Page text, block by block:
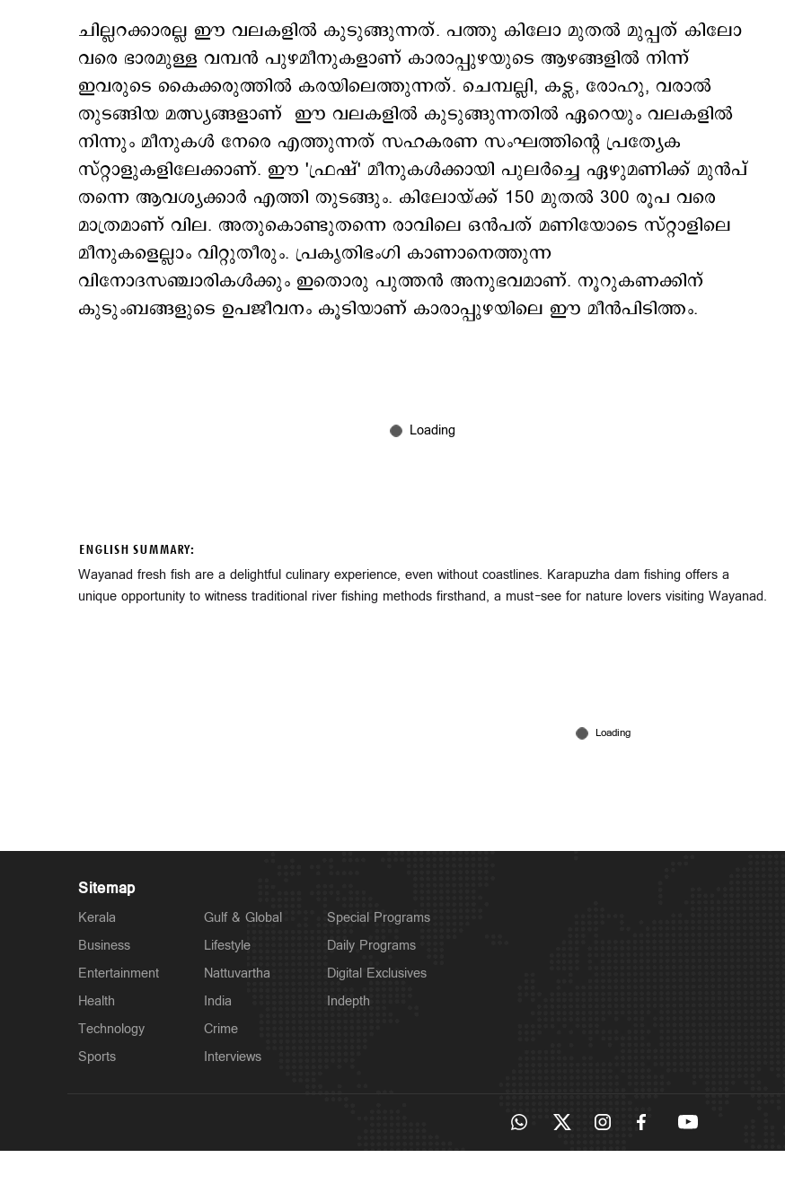
ചില്ലറക്കാരല്ല ഈ വലകളിൽ കുടുങ്ങുന്നത്. പത്തു കിലോ മുതൽ മുപ്പത് കിലോ
വരെ ഭാരമുള്ള വമ്പൻ പുഴമീനുകളാണ് കാരാപ്പുഴയുടെ ആഴങ്ങളിൽ നിന്ന്
ഇവരുടെ കൈക്കരുത്തിൽ കരയിലെത്തുന്നത്. ചെമ്പല്ലി, കട്ല, രോഹു, വരാൽ
തുടങ്ങിയ മത്സ്യങ്ങളാണ് ഈ വലകളിൽ കുടുങ്ങുന്നതിൽ ഏറെയും വലകളിൽ
നിന്നും മീനുകൾ നേരെ എത്തുന്നത് സഹകരണ സംഘത്തിന്റെ പ്രത്യേക
സ്റ്റാളുകളിലേക്കാണ്. ഈ 'ഫ്രഷ്' മീനുകൾക്കായി പുലർച്ചെ ഏഴുമണിക്ക് മുൻപ്
തന്നെ ആവശ്യക്കാർ എത്തി തുടങ്ങും. കിലോയ്ക്ക് 150 മുതൽ 300 രൂപ വരെ
മാത്രമാണ് വില. അതുകൊണ്ടുതന്നെ രാവിലെ ഒൻപത് മണിയോടെ സ്റ്റാളിലെ
മീനുകളെല്ലാം വിറ്റുതീരും. പ്രകൃതിഭംഗി കാണാനെത്തുന്ന
വിനോദസഞ്ചാരികൾക്കും ഇതൊരു പുത്തൻ അനുഭവമാണ്. നൂറുകണക്കിന്
കുടുംബങ്ങളുടെ ഉപജീവനം കൂടിയാണ് കാരാപ്പുഴയിലെ ഈ മീൻപിടിത്തം.
ENGLISH SUMMARY:
Wayanad fresh fish are a delightful culinary experience, even without coastlines. Karapuzha dam fishing offers a
unique opportunity to witness traditional river fishing methods firsthand, a must-see for nature lovers visiting Wayanad.
Sitemap
Kerala
Business
Entertainment
Health
Technology
Sports
Gulf & Global
Lifestyle
Nattuvartha
India
Crime
Interviews
Special Programs
Daily Programs
Digital Exclusives
Indepth